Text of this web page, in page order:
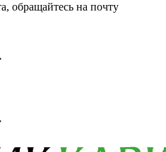
обращайтесь на почту